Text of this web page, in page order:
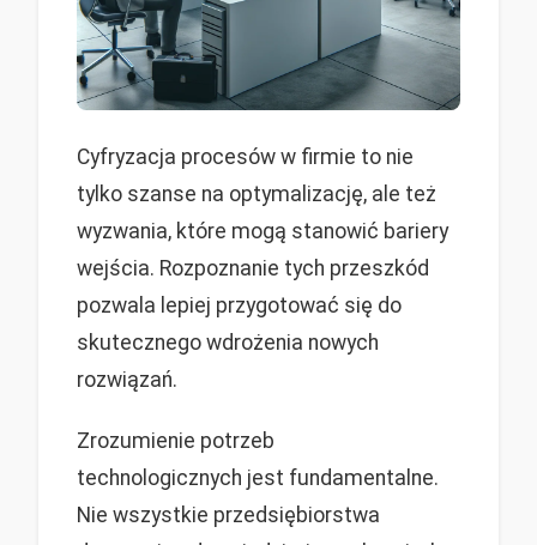
Cyfryzacja procesów w firmie to nie
tylko szanse na optymalizację, ale też
wyzwania, które mogą stanowić bariery
wejścia. Rozpoznanie tych przeszkód
pozwala lepiej przygotować się do
skutecznego wdrożenia nowych
rozwiązań.
Zrozumienie potrzeb
technologicznych jest fundamentalne.
Nie wszystkie przedsiębiorstwa